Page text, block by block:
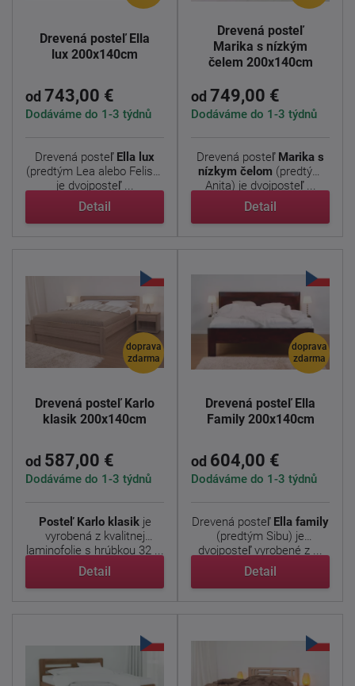
Drevená posteľ Ella
lux 200x140cm
od 743,00 €
Dodáváme do 1-3 týdnů
Drevená posteľ Ella lux
(predtým Lea alebo Felisa)
je dvojposteľ ...
Detail
Drevená posteľ
Marika s nízkým
čelem 200x140cm
od 749,00 €
Dodáváme do 1-3 týdnů
Drevená posteľ Marika s
nízkym čelom (predtým
Anita) je dvojposteľ ...
Detail
doprava
zdarma
Drevená posteľ Karlo
klasik 200x140cm
od 587,00 €
Dodáváme do 1-3 týdnů
Posteľ Karlo klasikje
vyrobená z kvalitnej
laminofolie s hrúbkou 32 ...
Detail
doprava
zdarma
Drevená posteľ Ella
Family 200x140cm
od 604,00 €
Dodáváme do 1-3 týdnů
Drevená posteľ Ella family
(predtým Sibu) je
dvojposteľ vyrobené z ...
Detail